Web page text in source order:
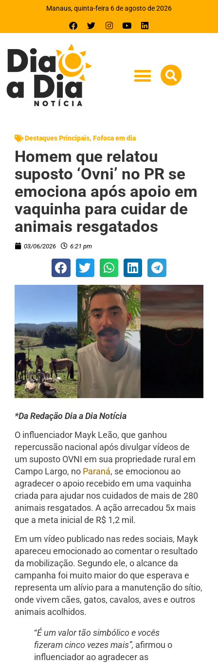
Manaus, quinta-feira 6 de agosto de 2026
Destaques Principais, Fofoca em dia
Homem que relatou
suposto ‘Ovni’ no PR se
emociona após apoio em
vaquinha para cuidar de
animais resgatados
03/06/2026 6:21 pm
*Da Redação Dia a Dia Notícia
O influenciador Mayk Leão, que ganhou
repercussão nacional após divulgar vídeos de
um suposto OVNI em sua propriedade rural em
Campo Largo, no Paraná, se emocionou ao
agradecer o apoio recebido em uma vaquinha
criada para ajudar nos cuidados de mais de 280
animais resgatados. A ação arrecadou 5x mais
que a meta inicial de R$ 1,2 mil.
Em um vídeo publicado nas redes sociais, Mayk
apareceu emocionado ao comentar o resultado
da mobilização. Segundo ele, o alcance da
campanha foi muito maior do que esperava e
representa um alívio para a manutenção do sítio,
onde vivem cães, gatos, cavalos, aves e outros
animais acolhidos.
“É um valor tão simbólico e vocês
fizeram cinco vezes mais”, afirmou o
influenciador ao agradecer as